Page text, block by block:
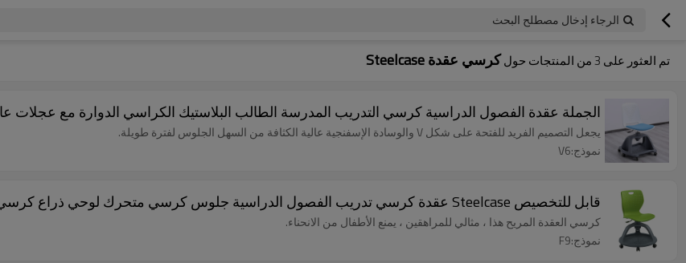
الرجاء إدخال مصطلح البحث
تم العثور على 3من المنتجات حولكرسي عقدة Steelcase
الجملة عقدة الفصول الدراسية كرسي التدريب المدرسة الطالب البلاستيك الكراسي الدوارة مع عجلات
يجعل التصميم الفريد للفتحة على شكل V والوسادة الإسفنجية عالية الكثافة من السهل الجلوس لفترة طويلة.
نموذج:V6
قابل للتخصيص Steelcase عقدة كرسي تدريب الفصول الدراسية جلوس كرسي متحرك لوحي ذراع كرسي مع عجلة
كرسي العقدة المريح هذا ، مثالي للمراهقين ، يمنع الأطفال من الانحناء.
نموذج:F9